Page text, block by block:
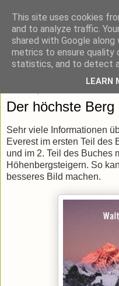
blick-
Momentaufnahmen von
Der höchste Berg
Sehr viele Informationen
Everest im ersten Teil des
und im 2. Teil des Buches
Höhenbergsteigern. So
besseres Bild machen.
This site uses cookies
and to analyze traffic.
shared with Google
metrics to ensure quality
statistics, and to detect
LEARN